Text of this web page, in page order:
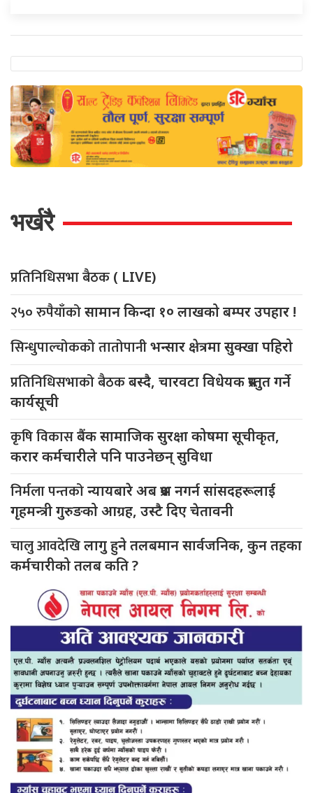
भर्खरै
प्रतिनिधिसभा बैठक ( LIVE)
२५० रुपैयाँकोसामान किन्दा १० लाखको बम्पर उपहार !
सिन्धुपाल्चोकको तातोपानीभन्सार क्षेत्रमा सुक्खा पहिरो
प्रतिनिधिसभाको बैठकबस्दै, चारवटा विधेयक प्रस्तुत गर्ने
कार्यसूची
कृषि विकासबैंक सामाजिक सुरक्षा कोषमा सूचीकृत,
करार कर्मचारीले पनि पाउनेछन् सुविधा
निर्मला पन्तकोन्यायबारे अब प्रश्न नगर्न सांसदहरूलाई
गृहमन्त्री गुरुङको आग्रह, उस्टै दिए चेतावनी
चालु आवदेखिलागु हुने तलबमान सार्वजनिक, कुन तहका
कर्मचारीको तलब कति ?